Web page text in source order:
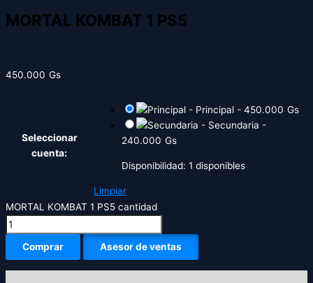
MORTAL KOMBAT 1 PS5
450.000 Gs
Seleccionar
cuenta:
- Principal - 450.000 Gs
- Secundaria -
240.000 Gs
Disponibilidad: 1 disponibles
Limpiar
MORTAL KOMBAT 1 PS5 cantidad
Comprar Asesor de ventas